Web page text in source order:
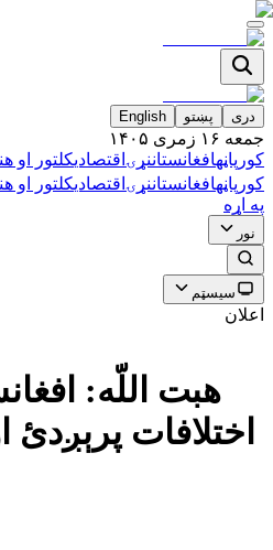
دری پښتو English
جمعه ۱۶ زمری ۱۴۰۵
کورپاڼهافغانستاننړۍ اقتصاديکلتور او
کورپاڼهافغانستاننړۍ اقتصاديکلتور او
په اړه
نور
سیسټم
اعلان
هبت اللّه:
اختلافات